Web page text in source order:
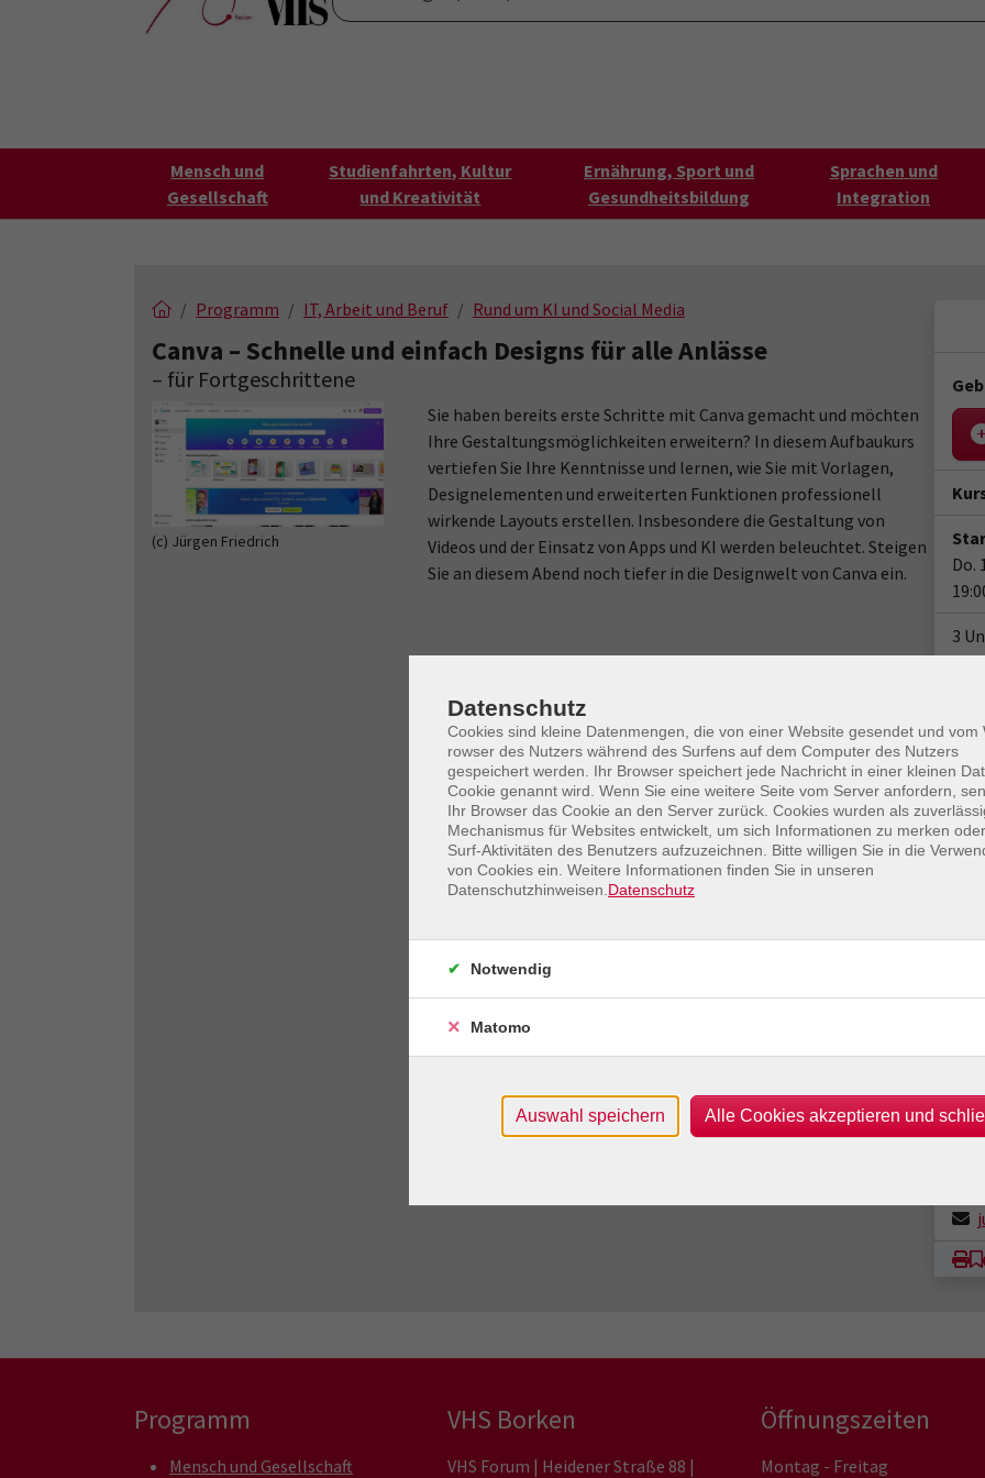
Skip to main contentStartseite Über uns Submenu for "Über uns"
VHS FilmForum Kontaktformular Aktuelles
Mensch und
Gesellschaft
Studienfahrten, Kultur
und Kreativität
Ernährung, Sport und
Gesundheitsbildung
Sprachen und
Integration
Programm IT, Arbeit und Beruf Rund um KI und Social Media
Canva – Schnelle und einfach Designs für alle Anlässe
– für Fortgeschrittene
(c) Jürgen Friedrich
Sie haben bereits erste Schritte mit Canva gemacht und möchten
Ihre Gestaltungsmöglichkeiten erweitern? In diesem Aufbaukurs
vertiefen Sie Ihre Kenntnisse und lernen, wie Sie mit Vorlagen,
Designelementen und erweiterten Funktionen professionell
wirkende Layouts erstellen. Insbesondere die Gestaltung von
Videos und der Einsatz von Apps und KI werden beleuchtet. Steigen
Sie an diesem Abend noch tiefer in die Designwelt von Canva ein.
Do.
3
Programm
Mensch und Gesellschaft
VHS Borken
VHS Forum | Heidener Straße 88 |
Öffnungszeiten
Montag - Freitag
Datenschutz
Cookies sind kleine Datenmengen, die von einer Website gesendet und vom
rowser des Nutzers während des Surfens auf dem Computer des Nutzers
gespeichert werden. Ihr Browser speichert jede Nachricht in einer kleinen
Cookie genannt wird. Wenn Sie eine weitere Seite vom Server anfordern,
Ihr Browser das Cookie an den Server zurück. Cookies wurden als
Mechanismus für Websites entwickelt, um sich Informationen zu merken
Surf-Aktivitäten des Benutzers aufzuzeichnen. Bitte willigen Sie in die
von Cookies ein. Weitere Informationen finden Sie in unseren
Datenschutzhinweisen. Datenschutz
Notwendig
Matomo
Auswahl speichern Alle Cookies akzeptieren und